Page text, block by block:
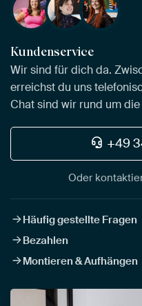
Kundenservice
Wir sind für dich da.
erreichst du uns
Chat sind wir rund um
+49
Oder
Häufig gestellte Fragen
Bezahlen
Montieren & Aufhängen